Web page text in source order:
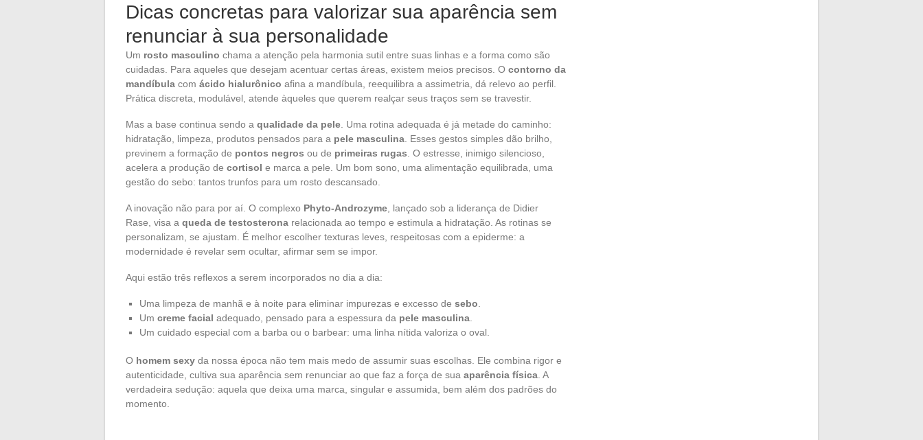
Dicas concretas para valorizar sua aparência sem
renunciar à sua personalidade
Um rosto masculino chama a atenção pela harmonia sutil entre suas linhas e a forma como são
cuidadas. Para aqueles que desejam acentuar certas áreas, existem meios precisos. O contorno da
mandíbula com ácido hialurônico afina a mandíbula, reequilibra a assimetria, dá relevo ao perfil.
Prática discreta, modulável, atende àqueles que querem realçar seus traços sem se travestir.
Mas a base continua sendo a qualidade da pele . Uma rotina adequada é já metade do caminho:
hidratação, limpeza, produtos pensados para a pele masculina . Esses gestos simples dão brilho,
previnem a formação de pontos negros ou de primeiras rugas . O estresse, inimigo silencioso,
acelera a produção de cortisol e marca a pele. Um bom sono, uma alimentação equilibrada, uma
gestão do sebo: tantos trunfos para um rosto descansado.
A inovação não para por aí. O complexo Phyto-Androzyme , lançado sob a liderança de Didier
Rase, visa a queda de testosterona relacionada ao tempo e estimula a hidratação. As rotinas se
personalizam, se ajustam. É melhor escolher texturas leves, respeitosas com a epiderme: a
modernidade é revelar sem ocultar, afirmar sem se impor.
Aqui estão três reflexos a serem incorporados no dia a dia:
Uma limpeza de manhã e à noite para eliminar impurezas e excesso de sebo
Um creme facial adequado, pensado para a espessura da pele masculina
Um cuidado especial com a barba ou o barbear: uma linha nítida valoriza o oval.
O homem sexy da nossa época não tem mais medo de assumir suas escolhas. Ele combina rigor e
autenticidade, cultiva sua aparência sem renunciar ao que faz a força de sua aparência física . A
verdadeira sedução: aquela que deixa uma marca, singular e assumida, bem além dos padrões do
momento.